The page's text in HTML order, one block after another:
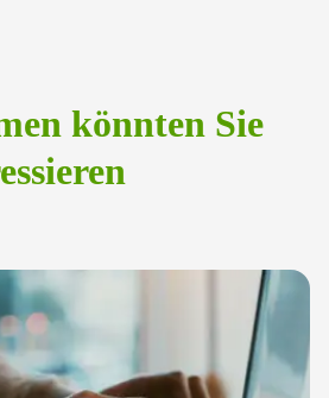
könnten Sie